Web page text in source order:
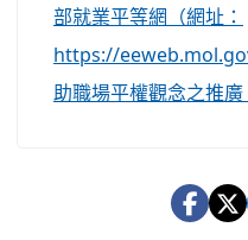
部就業平等網（網址：
https://
助職場平權觀念之推廣